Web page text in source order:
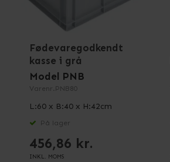
Fødevaregodkendt
kasse i grå
Model PNB
Varenr. PNB80
L:60 x B:40 x H:42cm
På lager
456,86 kr.
INKL. MOMS